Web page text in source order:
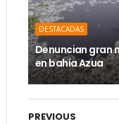
DESTACADAS
Denuncian gran
en bahía Azua
PREVIOUS